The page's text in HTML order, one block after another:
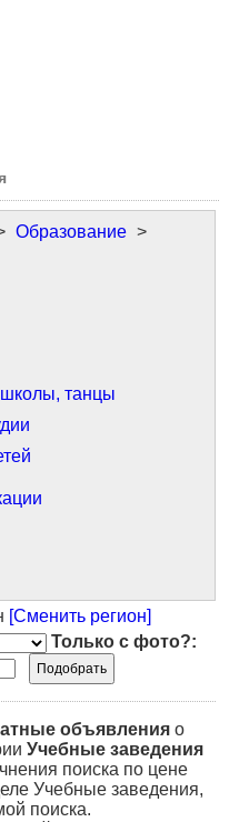
Образование >
танцы
[Сменить регион]
Только с фото?:
объявления о
Учебные заведения
поиска по цене
Учебные заведения,
поиска.